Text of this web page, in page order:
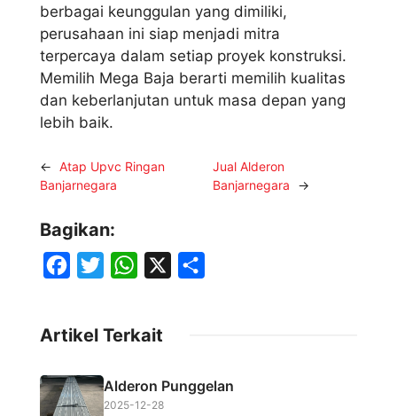
berbagai keunggulan yang dimiliki,
perusahaan ini siap menjadi mitra
terpercaya dalam setiap proyek konstruksi.
Memilih Mega Baja berarti memilih kualitas
dan keberlanjutan untuk masa depan yang
lebih baik.
← Atap Upvc Ringan
Banjarnegara
Jual Alderon
Banjarnegara
→
Bagikan:
e
b
o
t
e
W
t
A
Artikel Terkait
Alderon Punggelan
2025-12-28